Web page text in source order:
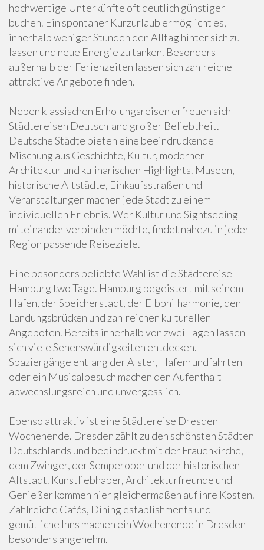
hochwertige Unterkünfte oft deutlich günstiger
buchen. Ein spontaner Kurzurlaub ermöglicht es,
innerhalb weniger Stunden den Alltag hinter sich zu
lassen und neue Energie zu tanken. Besonders
außerhalb der Ferienzeiten lassen sich zahlreiche
attraktive Angebote finden.
Neben klassischen Erholungsreisen erfreuen sich
Städtereisen Deutschland großer Beliebtheit.
Deutsche Städte bieten eine beeindruckende
Mischung aus Geschichte, Kultur, moderner
Architektur und kulinarischen Highlights. Museen,
historische Altstädte, Einkaufsstraßen und
Veranstaltungen machen jede Stadt zu einem
individuellen Erlebnis. Wer Kultur und Sightseeing
miteinander verbinden möchte, findet nahezu in jeder
Region passende Reiseziele.
Eine besonders beliebte Wahl ist die Städtereise
Hamburg two Tage. Hamburg begeistert mit seinem
Hafen, der Speicherstadt, der Elbphilharmonie, den
Landungsbrücken und zahlreichen kulturellen
Angeboten. Bereits innerhalb von zwei Tagen lassen
sich viele Sehenswürdigkeiten entdecken.
Spaziergänge entlang der Alster, Hafenrundfahrten
oder ein Musicalbesuch machen den Aufenthalt
abwechslungsreich und unvergesslich.
Ebenso attraktiv ist eine Städtereise Dresden
Wochenende. Dresden zählt zu den schönsten Städten
Deutschlands und beeindruckt mit der Frauenkirche,
dem Zwinger, der Semperoper und der historischen
Altstadt. Kunstliebhaber, Architekturfreunde und
Genießer kommen hier gleichermaßen auf ihre Kosten.
Zahlreiche Cafés, Dining establishments und
gemütliche Inns machen ein Wochenende in Dresden
besonders angenehm.